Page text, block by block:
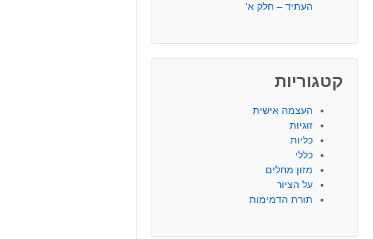
העתיד – חלק א'
קטגוריות
העצמה אישית
זוגיות
כליות
כללי
מזון מחלים
על הציור
תורת הדמימות